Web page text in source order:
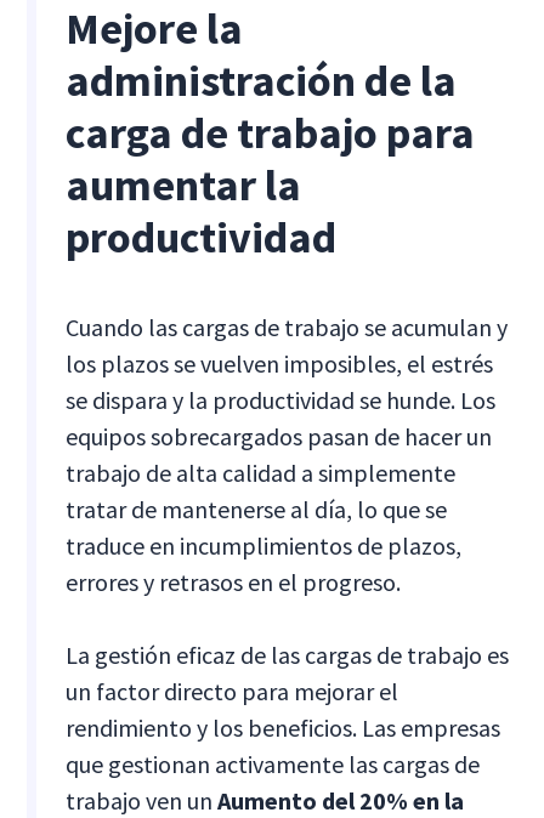
Mejore la
administración de la
carga de trabajo para
aumentar la
productividad
Cuando las cargas de trabajo se acumulan y
los plazos se vuelven imposibles, el estrés
se dispara y la productividad se hunde. Los
equipos sobrecargados pasan de hacer un
trabajo de alta calidad a simplemente
tratar de mantenerse al día, lo que se
traduce en incumplimientos de plazos,
errores y retrasos en el progreso.
La gestión eficaz de las cargas de trabajo es
un factor directo para mejorar el
rendimiento y los beneficios. Las empresas
que gestionan activamente las cargas de
trabajo ven unAumento del 20% en la